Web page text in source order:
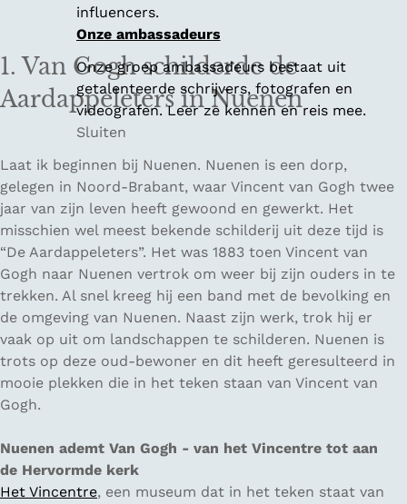
influencers.
Onze ambassadeurs
Onze groep ambassadeurs bestaat uit
getalenteerde schrijvers, fotografen en
videografen. Leer ze kennen en reis mee.
Sluiten
1. Van Gogh schilderde de
Aardappeleters in Nuenen
Laat ik beginnen bij Nuenen. Nuenen is een dorp,
gelegen in Noord-Brabant, waar Vincent van Gogh twee
jaar van zijn leven heeft gewoond en gewerkt. Het
misschien wel meest bekende schilderij uit deze tijd is
“De Aardappeleters”. Het was 1883 toen Vincent van
Gogh naar Nuenen vertrok om weer bij zijn ouders in te
trekken. Al snel kreeg hij een band met de bevolking en
de omgeving van Nuenen. Naast zijn werk, trok hij er
vaak op uit om landschappen te schilderen. Nuenen is
trots op deze oud-bewoner en dit heeft geresulteerd in
mooie plekken die in het teken staan van Vincent van
Gogh.
Nuenen ademt Van Gogh - van het Vincentre tot aan
de Hervormde kerk
Het Vincentre, een museum dat in het teken staat van